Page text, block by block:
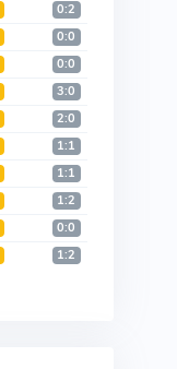
0:2
0:0
0:0
3:0
2:0
1:1
1:1
1:2
0:0
1:2